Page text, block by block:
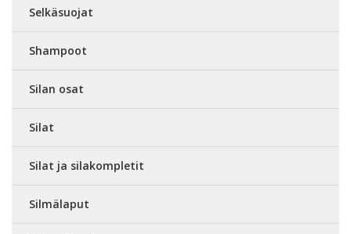
Selkäsuojat
Shampoot
Silan osat
Silat
Silat ja silakompletit
Silmälaput